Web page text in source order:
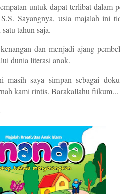
untuk dapat terlibat dalam
Sayangnya, usia majalah ini
tahun saja.
dan menjadi ajang
dunia literasi anak.
saya simpan sebagai
kami rintis. Barakallahu fiikum...